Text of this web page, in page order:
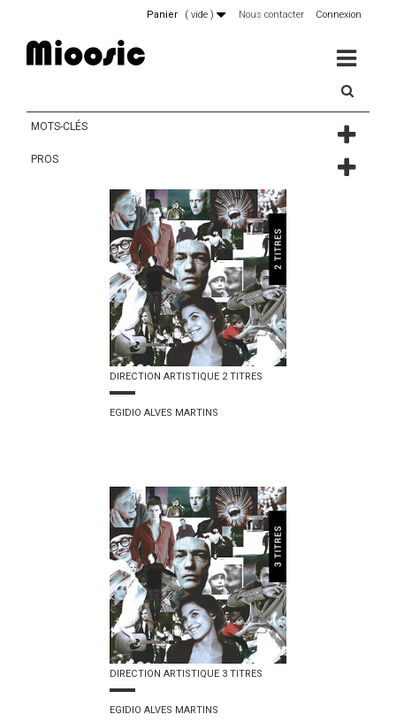
Connexion
Nous contacter
Panier ( vide )
MENU
MOTS-CLÉS
PROS
DIRECTION ARTISTIQUE 2 TITRES
EGIDIO ALVES MARTINS
DIRECTION ARTISTIQUE 3 TITRES
EGIDIO ALVES MARTINS